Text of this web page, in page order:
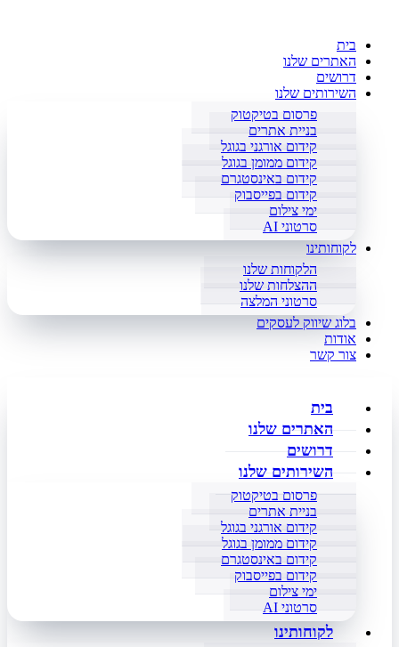
בית
האתרים שלנו
דרושים
השירותים שלנו
פרסום בטיקטוק
בניית אתרים
קידום אורגני בגוגל
קידום ממומן בגוגל
קידום באינסטגרם
קידום בפייסבוק
ימי צילום
סרטוני AI
לקוחותינו
הלקוחות שלנו
ההצלחות שלנו
סרטוני המלצה
בלוג שיווק לעסקים
אודות
צור קשר
בית
האתרים שלנו
דרושים
השירותים שלנו
פרסום בטיקטוק
בניית אתרים
קידום אורגני בגוגל
קידום ממומן בגוגל
קידום באינסטגרם
קידום בפייסבוק
ימי צילום
סרטוני AI
לקוחותינו